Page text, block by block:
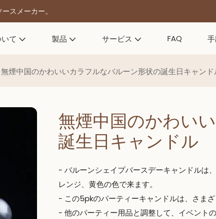
スメーカー。
て 製品 サービス FAQ
無煙中国のかわいいカラフルなバルーン形状の誕生日キャンド
無煙中国のかわい
誕生日キャンドル
- バルーンシェイプバースデーキャンドルは
レンジ、黄色の色で来ます。
- この5pkのパーティーキャンドルは、さま
- 他のパーティー用品と調整して、イベント